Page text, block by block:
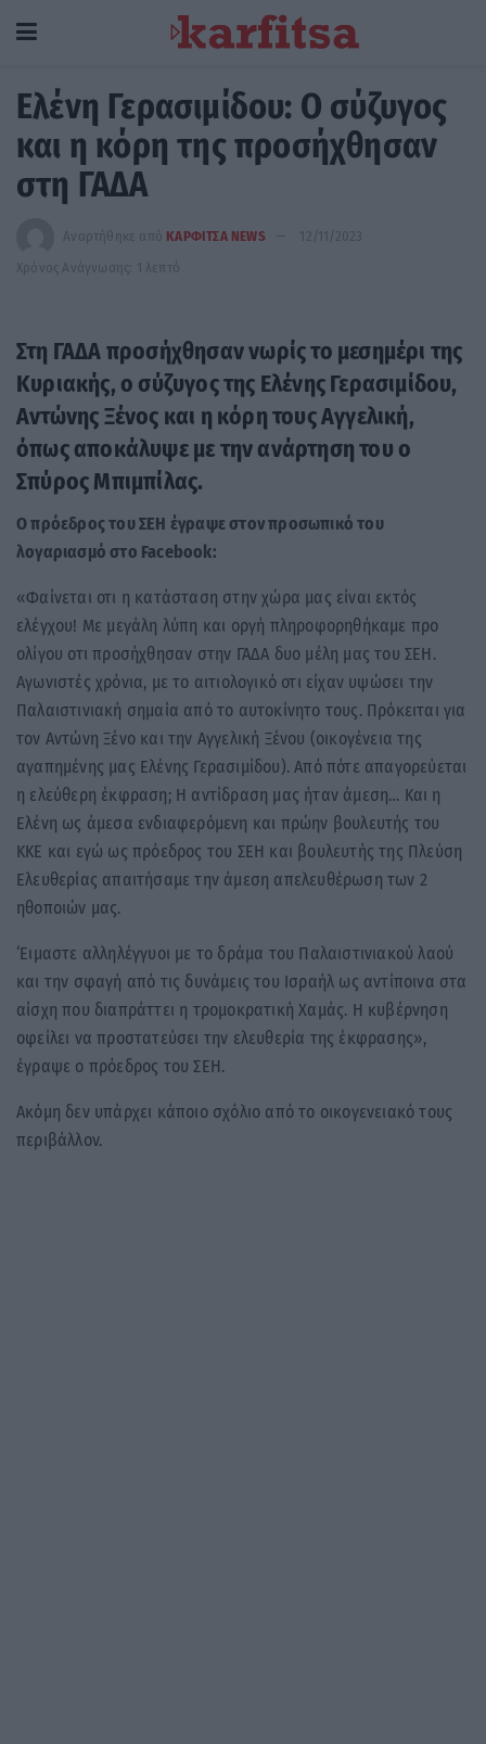
Ελένη Γερασιμίδου: Ο σύζυγος
και η κόρη της προσήχθησαν
στη ΓΑΔΑ
Αναρτήθηκε από ΚΑΡΦΙΤΣΑ NEWS
12/11/2023
Χρόνος Ανάγνωσης: 1 λεπτό
Στη ΓΑΔΑ προσήχθησαν νωρίς το μεσημέρι της
Κυριακής, ο σύζυγος της Ελένης Γερασιμίδου,
Αντώνης Ξένος και η κόρη τους Αγγελική,
όπως αποκάλυψε με την ανάρτηση του ο
Σπύρος Μπιμπίλας.
Ο πρόεδρος του ΣΕΗ έγραψε στον προσωπικό του
λογαριασμό στο Facebook:
«Φαίνεται οτι η κατάσταση στην χώρα μας είναι εκτός
ελέγχου! Με μεγάλη λύπη και οργή πληροφορηθήκαμε προ
ολίγου οτι προσήχθησαν στην ΓΑΔΑ δυο μέλη μας του ΣΕΗ.
Αγωνιστές χρόνια, με το αιτιολογικό οτι είχαν υψώσει την
Παλαιστινιακή σημαία από το αυτοκίνητο τους. Πρόκειται για
τον Αντώνη Ξένο και την Αγγελική Ξένου (οικογένεια της
αγαπημένης μας Ελένης Γερασιμίδου). Από πότε απαγορεύεται
η ελεύθερη έκφραση; Η αντίδραση μας ήταν άμεση… Και η
Ελένη ως άμεσα ενδιαφερόμενη και πρώην βουλευτής του
ΚΚΕ και εγώ ως πρόεδρος του ΣΕΗ και βουλευτής της Πλεύση
Ελευθερίας απαιτήσαμε την άμεση απελευθέρωση των 2
ηθοποιών μας.
‘Ειμαστε αλληλέγγυοι με το δράμα του Παλαιστινιακού λαού
και την σφαγή από τις δυνάμεις του Ισραήλ ως αντίποινα στα
αίσχη που διαπράττει η τρομοκρατική Χαμάς. Η κυβέρνηση
οφείλει να προστατεύσει την ελευθερία της έκφρασης»,
έγραψε ο πρόεδρος του ΣΕΗ.
Ακόμη δεν υπάρχει κάποιο σχόλιο από το οικογενειακό τους
περιβάλλον.